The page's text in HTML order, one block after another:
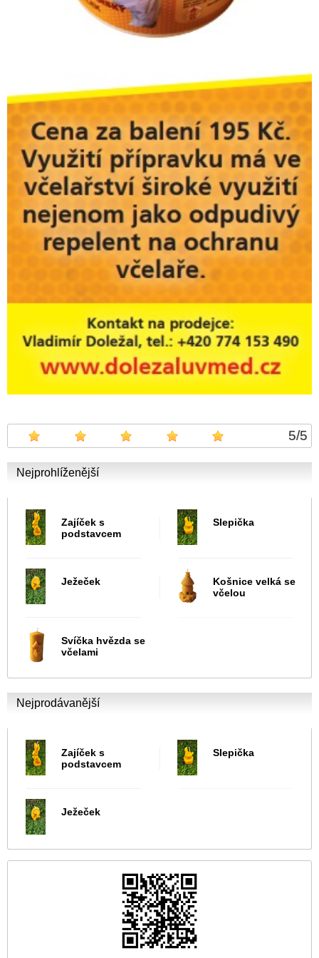
5/5
Nejprohlíženější
Zajíček s
podstavcem
Slepička
Ježeček
Košnice velká se
včelou
Svíčka hvězda se
včelami
Nejprodávanější
Zajíček s
podstavcem
Slepička
Ježeček